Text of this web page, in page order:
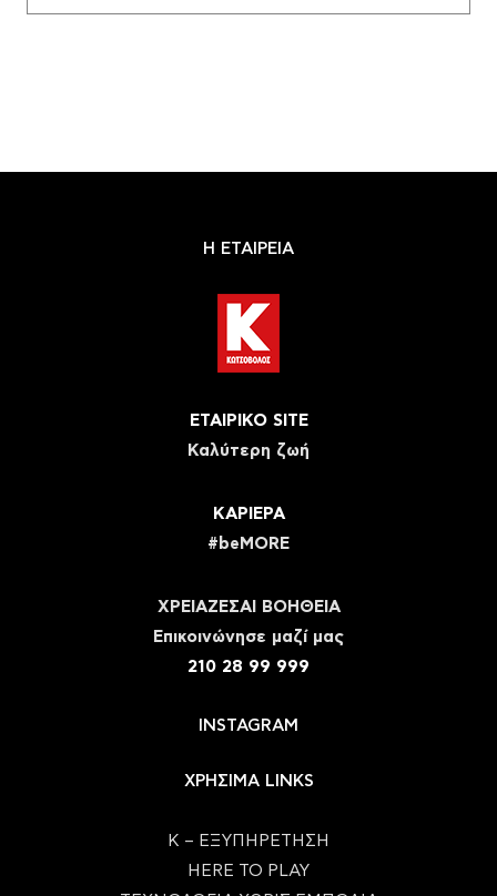
Η ΕΤΑΙΡΕΙΑ
ΕΤΑΙΡΙΚΟ SITE
Καλύτερη ζωή
ΚΑΡΙΕΡΑ
#beMORE
ΧΡΕΙΑΖΕΣΑΙ ΒΟΗΘΕΙΑ
Eπικοινώνησε μαζί μας
210 28 99 999
INSTAGRAM
ΧΡΗΣΙΜΑ LINKS
Κ – ΕΞΥΠΗΡΕΤΗΣΗ
HERE TO PLAY